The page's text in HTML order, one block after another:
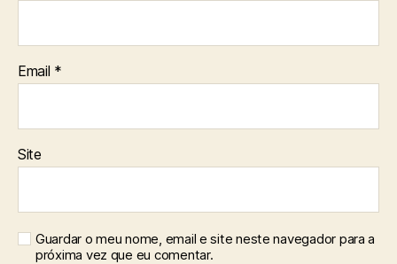
Email *
Site
Guardar o meu nome, email e site neste navegador para a
próxima vez que eu comentar.